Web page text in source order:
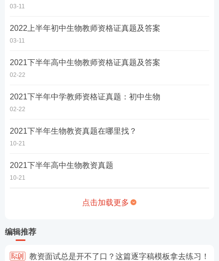
03-11
2022上半年初中生物教师资格证真题及答案
03-11
2021下半年高中生物教师资格证真题及答案
02-22
2021下半年中学教师资格证真题：初中生物
02-22
2021下半年生物教资真题在哪里找？
10-21
2021下半年高中生物教资真题
10-21
点击加载更多
编辑推荐
教资面试总是开不了口？这篇逐字稿模板拿去练习！